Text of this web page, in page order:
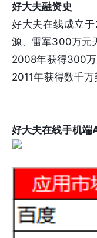
好大夫融资史
好大夫在线成立
源、雷军300万元
2008年获得300万
2011年获得数千万
好大夫在线手机端